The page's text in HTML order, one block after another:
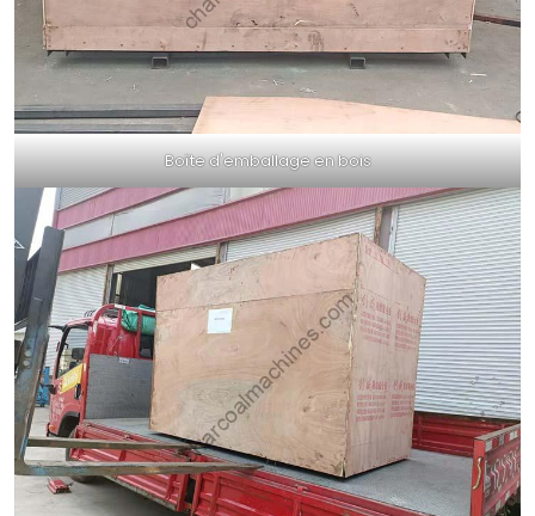
Boîte d'emballage en bois